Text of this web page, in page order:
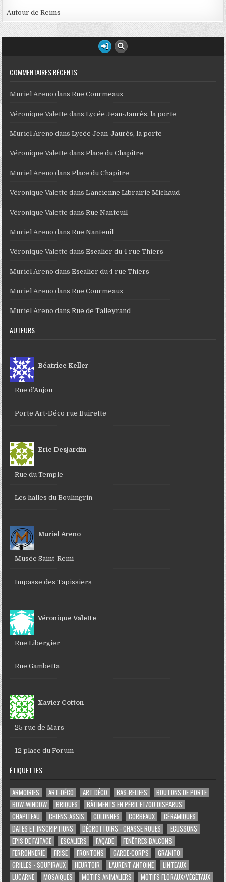
Autour de Reims
COMMENTAIRES RÉCENTS
Muriel Areno dansRue Courmeaux
Véronique Valette dansLycée Jean-Jaurès, la porte
Muriel Areno dansLycée Jean-Jaurès, la porte
Véronique Valette dansPlace du Chapitre
Muriel Areno dansPlace du Chapitre
Véronique Valette dansL’ancienne Librairie Michaud
Véronique Valette dansRue Nanteuil
Muriel Areno dansRue Nanteuil
Véronique Valette dansEscalier du 4 rue Thiers
Muriel Areno dansEscalier du 4 rue Thiers
Muriel Areno dansRue Courmeaux
Muriel Areno dansRue de Talleyrand
AUTEURS
Béatrice Keller
Rue d’Anjou
Porte Art-Déco rue Buirette
Eric Desjardin
Rue du Temple
Les halles du Boulingrin
Muriel Areno
Musée Saint-Remi
Impasse des Tapissiers
Véronique Valette
Rue Libergier
Rue Gambetta
Xavier Cotton
25 rue de Mars
12 place du Forum
ÉTIQUETTES
ARMOIRIES ART-DÉCO ART DÉCO BAS-RELIEFS
BOUTONS DE PORTE
BOW-WINDOW
BRIQUES
BÂTIMENTS EN PÉRIL ET/OU DISPARUS
CHAPITEAU
CHIENS-ASSIS COLONNES CORBEAUX
CÉRAMIQUES
DATES ET INSCRIPTIONS
DÉCROTTOIRS - CHASSE ROUES
ECUSSONS
EPIS DE FAÎTAGE
ESCALIERS FAÇADE
FENÊTRES BALCONS
FERRONNERIE
FRISE FRONTONS GARDE-CORPS
GRANITO
GRILLES - SOUPIRAUX
HEURTOIR LAURENT ANTOINE
LINTEAUX
LUCARNE
MOSAÏQUES MOTIFS ANIMALIERS MOTIFS FLORAUX/VÉGÉTAUX